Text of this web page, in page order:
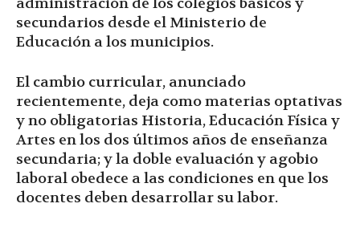
administración de los colegios básicos y
secundarios desde el Ministerio de
Educación a los municipios.
El cambio curricular, anunciado
recientemente, deja como materias optativas
y no obligatorias Historia, Educación Física y
Artes en los dos últimos años de enseñanza
secundaria; y la doble evaluación y agobio
laboral obedece a las condiciones en que los
docentes deben desarrollar su labor.